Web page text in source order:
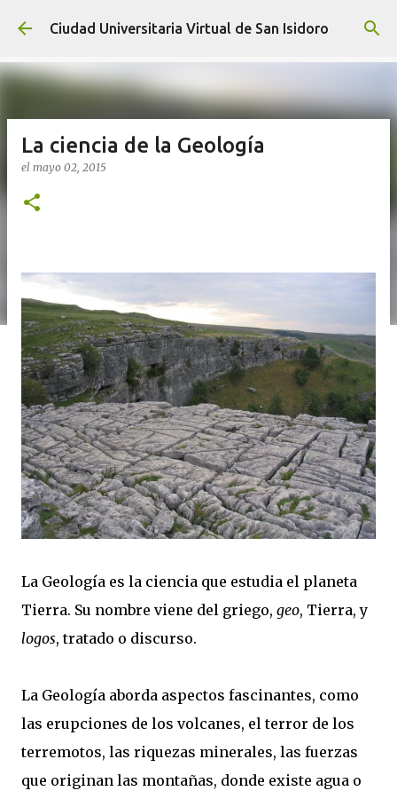
Ir al contenido principal
Ciudad Universitaria Virtual de San Isidoro
La ciencia de la Geología
el mayo 02, 2015
La Geología es la ciencia que estudia el planeta
Tierra. Su nombre viene del griego, geo, Tierra, y
logos, tratado o discurso.
La Geología aborda aspectos fascinantes, como
las erupciones de los volcanes, el terror de los
terremotos, las riquezas minerales, las fuerzas
que originan las montañas, donde existe agua o